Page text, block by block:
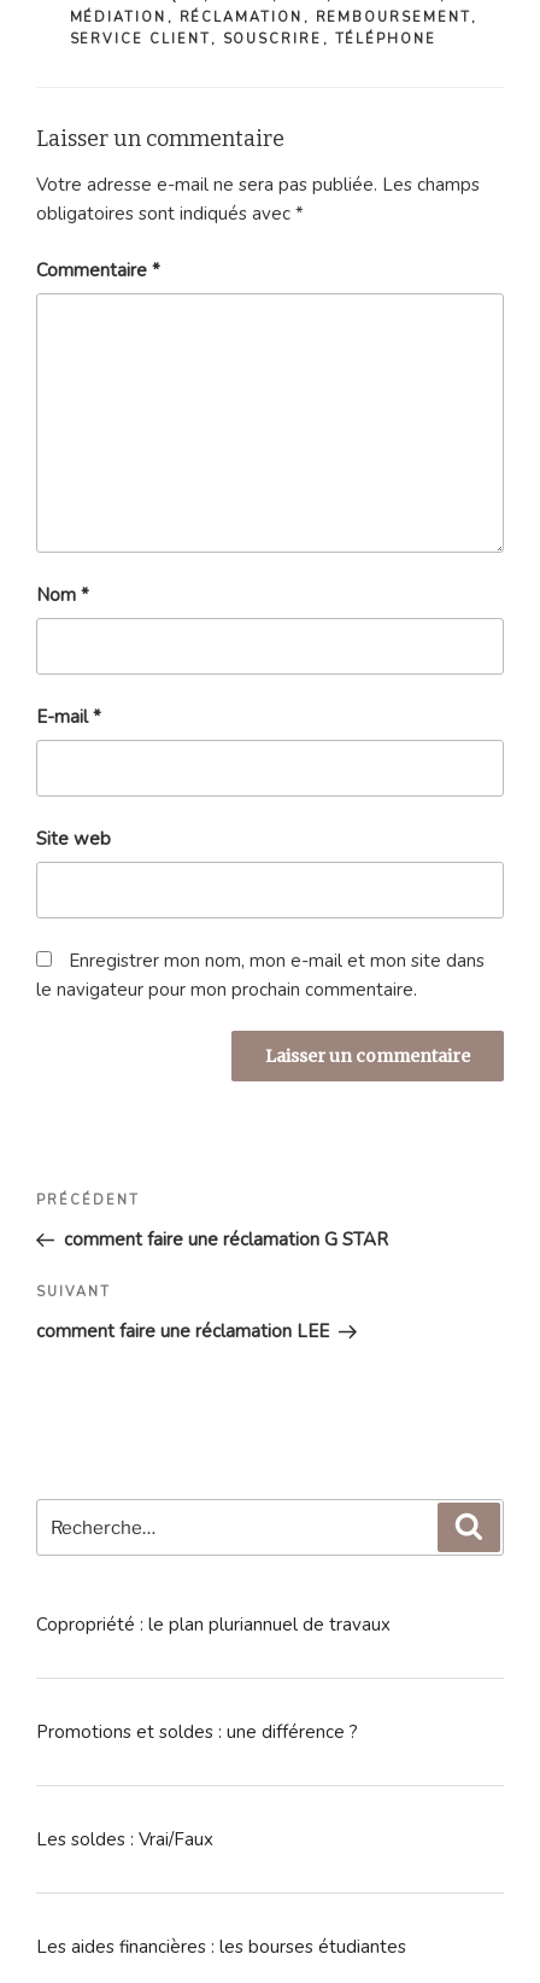
MÉDIATION , RÉCLAMATION , REMBOURSEMENT,
SERVICE CLIENT, SOUSCRIRE , TÉLÉPHONE
Laisser un commentaire
Votre adresse e-mail ne sera pas publiée. Les champs
obligatoires sont indiqués avec *
Commentaire *
Nom *
E-mail*
Site web
Enregistrer mon nom, mon e-mail et mon site dans
le navigateur pour mon prochain commentaire.
Navigation
l’article
Article
précédent
PRÉCÉDENT
comment faire une réclamation G STAR
Article
suivant
SUIVANT
comment faire une réclamation LEE
pour
Copropriété : le plan pluriannuel de travaux
Promotions et soldes : une différence ?
Les soldes : Vrai/Faux
Les aides financières : les bourses étudiantes